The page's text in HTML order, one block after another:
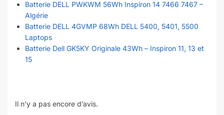
Batterie DELL PWKWM 56Wh Inspiron 14 7466 7467 –
Algérie
Batterie DELL 4GVMP 68Wh DELL 5400, 5401, 5500
Laptops
Batterie Dell GK5KY Originale 43Wh – Inspiron 11, 13 et
15
Il n’y a pas encore d’avis.